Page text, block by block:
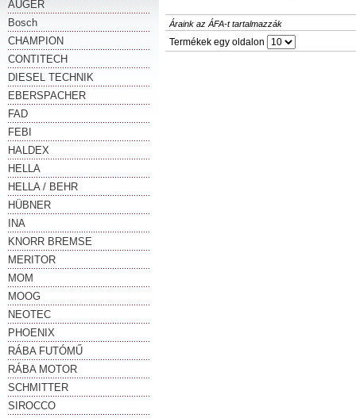
AUGER
Bosch
CHAMPION
CONTITECH
DIESEL TECHNIK
EBERSPACHER
FAD
FEBI
HALDEX
HELLA
HELLA / BEHR
HÜBNER
INA
KNORR BREMSE
MERITOR
MOM
MOOG
NEOTEC
PHOENIX
RÁBA FUTÓMŰ
RÁBA MOTOR
SCHMITTER
SIROCCO
Áraink az ÁFA-t tartalmazzák
Termékek egy oldalon